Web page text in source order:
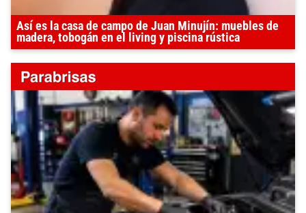
Así es la casa de campo de Juan Minujín: muebles de
madera, tobogán en el living y piscina rústica